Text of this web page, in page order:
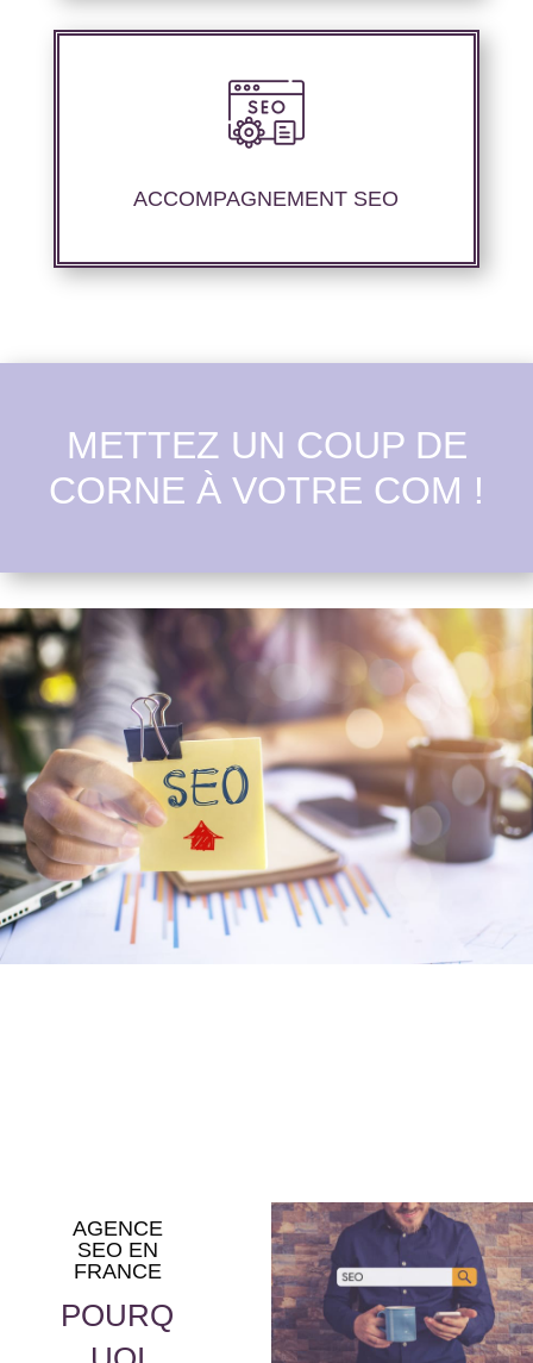
ACCOMPAGNEMENT SEO
Nous offrons un suivi et un rapport de
positionnement détaillé pour vous aider à
nous avons mise en place.
METTEZ UN COUP DE
CORNE À VOTRE COM !
AGENCE
SEO EN
FRANCE
POURQ